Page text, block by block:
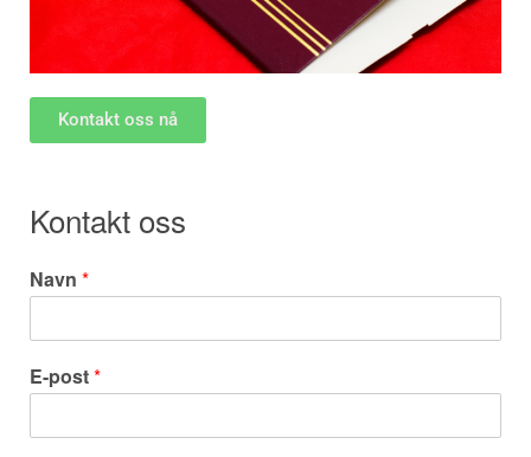
Kontakt oss nå
Kontakt oss
Navn *
E-post*